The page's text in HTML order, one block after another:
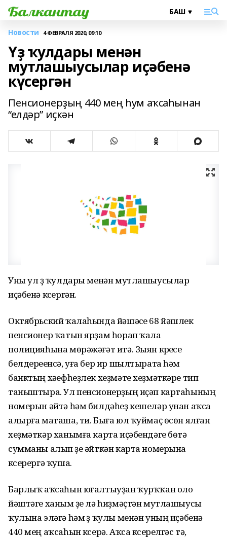
Новости 4 ФЕВРАЛЯ 2020, 09:10
Үҙ ҡулдары менән
мутлашыусылар иҫәбенә
күсергән
Пенсионерҙың 440 мең һум аҡсаһынан
“елдәр” иҫкән
Уны ул үҙ ҡулдары менән мутлашыусылар
иҫәбенә күсергән.
Октябрьский ҡалаһында йәшәүсе 68 йәшлек
пенсионер ҡатын ярҙам һорап ҡала
полицияһына мөрәжәғәт итә. Зыян күреүсе
белдереүенсә, уға бер ир шылтырата һәм
банктың хәүефһеҙлек хеҙмәте хеҙмәткәре тип
таныштыра. Ул пенсионерҙың иҫәп картаһының
номерын әйтә һәм билдәһеҙ кешеләр унан аҡса
алырға маташа, ти. Быға юл ҡуймаҫ өсөн ялған
хеҙмәткәр ханымға карта иҫәбендәге бөтә
сумманы алып үҙе әйткән карта номерына
күсерергә ҡуша.
Барлыҡ аҡсаһын юғалтыуҙан ҡурҡҡан оло
йәштәге ханым үҙе лә һиҙмәҫтән мутлашыусы
ҡулына эләгә һәм үҙ ҡулы менән уның иҫәбенә
440 мең аҡсаһын күсерә. Аҡса күсерелгәс тә,